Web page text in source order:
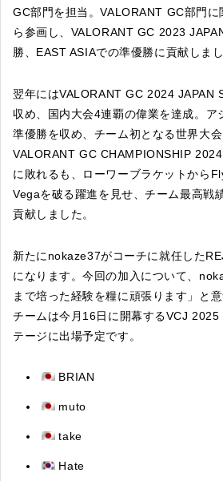
GC部門を担当。VALORANT GC部門
ら参画し、VALORANT GC 2023
勝、EAST ASIAでの準優勝に貢献しまし
翌年にはVALORANT GC 2024 JAPAN
収め、国内大会4連覇の偉業を達成。ア
準優勝を収め、チーム初となる世界大会
VALORANT GC CHAMPIONSHIP
に敗れるも、ローワーブラケットから
Vegaを破る躍進を見せ、チーム最高戦
貢献しました。
新たにnokaze37がコーチに就任した
になります。今回の加入について、
まで培った経験を糧に頑張ります」と
チームは今月16日に開幕するVCJ
テージに出場予定です。
BRIAN
muto
take
Hate